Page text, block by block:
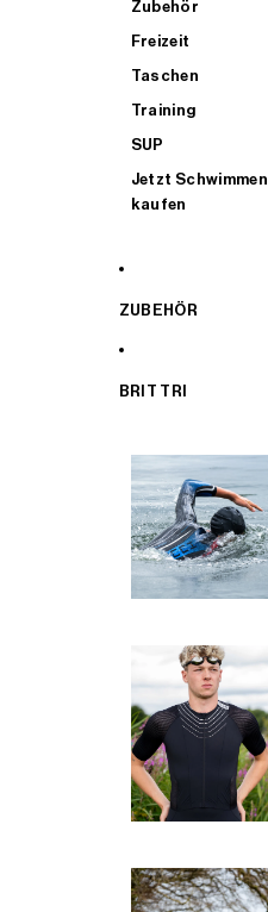
Zubehör
Freizeit
Taschen
Training
SUP
Jetzt Schwimmen
kaufen
ZUBEHÖR
BRIT TRI